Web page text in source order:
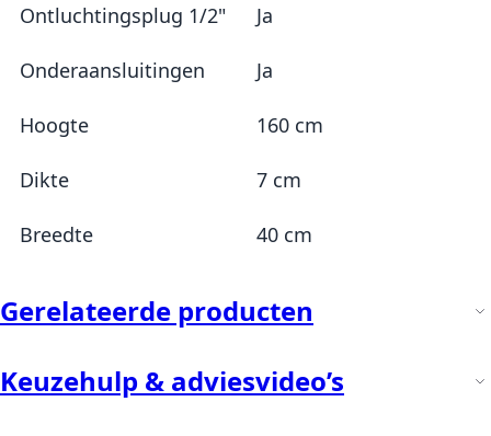
Ontluchtingsplug 1/2" Ja
Onderaansluitingen Ja
Hoogte 160 cm
Dikte 7 cm
Breedte 40 cm
Gerelateerde producten
Keuzehulp & adviesvideo’s